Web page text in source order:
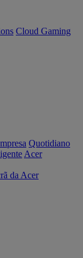
Cloud Gaming
Quotidiano
Acer
da Acer